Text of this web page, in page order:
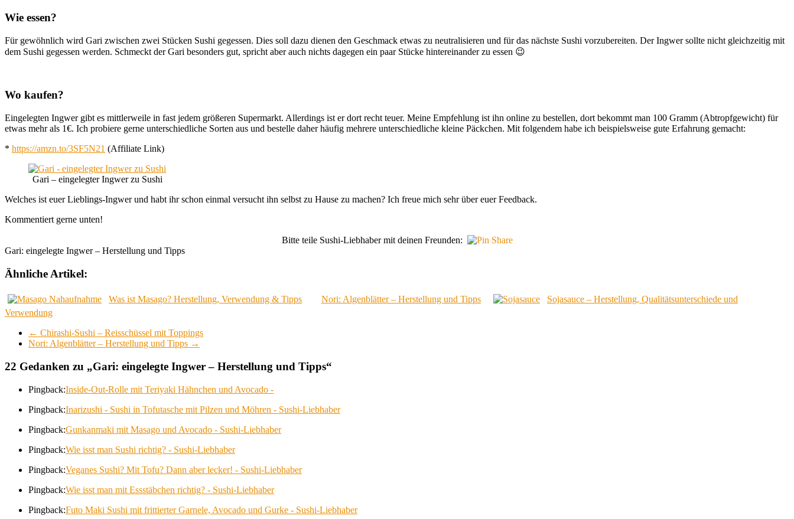
Wie essen?
Für gewöhnlich wird Gari zwischen zwei Stücken Sushi gegessen. Dies soll dazu dienen den Geschmack etwas zu neutralisieren und für das nächste Sushi vorzubereiten. Der Ingwer sollte nicht gleichzeitig mit
dem Sushi gegessen werden. Schmeckt der Gari besonders gut, spricht aber auch nichts dagegen ein paar Stücke hintereinander zu essen 😉
Wo kaufen?
Eingelegten Ingwer gibt es mittlerweile in fast jedem größeren Supermarkt. Allerdings ist er dort recht teuer. Meine Empfehlung ist ihn online zu bestellen, dort bekommt man 100 Gramm (Abtropfgewicht) für
etwas mehr als 1€. Ich probiere gerne unterschiedliche Sorten aus und bestelle daher häufig mehrere unterschiedliche kleine Päckchen. Mit folgendem habe ich beispielsweise gute Erfahrung gemacht:
* https://amzn.to/3SF5N21 (Affiliate Link)
Gari – eingelegter Ingwer zu Sushi
Welches ist euer Lieblings-Ingwer und habt ihr schon einmal versucht ihn selbst zu Hause zu machen? Ich freue mich sehr über euer Feedback.
Kommentiert gerne unten!
Bitte teile Sushi-Liebhaber mit deinen Freunden:
Gari: eingelegte Ingwer – Herstellung und Tipps
Ähnliche Artikel:
Was ist Masago? Herstellung, Verwendung & Tipps Nori: Algenblätter – Herstellung und Tipps
Sojasauce – Herstellung, Qualitätsunterschiede und
Verwendung
← Chirashi-Sushi – Reisschüssel mit Toppings
Nori: Algenblätter – Herstellung und Tipps →
22 Gedanken zu „Gari: eingelegte Ingwer – Herstellung und Tipps“
Pingback:Inside-Out-Rolle mit Teriyaki Hähnchen und Avocado -
Pingback:Inarizushi - Sushi in Tofutasche mit Pilzen und Möhren - Sushi-Liebhaber
Pingback:Gunkanmaki mit Masago und Avocado - Sushi-Liebhaber
Pingback:Wie isst man Sushi richtig? - Sushi-Liebhaber
Pingback:Veganes Sushi? Mit Tofu? Dann aber lecker! - Sushi-Liebhaber
Pingback:Wie isst man mit Essstäbchen richtig? - Sushi-Liebhaber
Pingback:Futo Maki Sushi mit frittierter Garnele, Avocado und Gurke - Sushi-Liebhaber